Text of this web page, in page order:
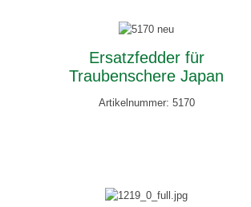
Ersatzfedder für
Traubenschere Japan
Artikelnummer: 5170